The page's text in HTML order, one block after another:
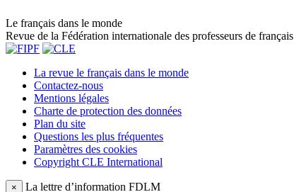
Le français dans le monde
Revue de la Fédération internationale des professeurs de français
La revue le français dans le monde
Contactez-nous
Mentions légales
Charte de protection des données
Plan du site
Questions les plus fréquentes
Paramètres des cookies
Copyright CLE International
× La lettre d’information FDLM